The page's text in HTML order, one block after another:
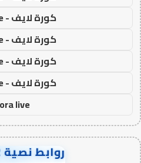
كورة لايف - koora live
كورة لايف - koora live
كورة لايف - koora live
كورة لايف - koora live
live
روابط نصية AA35872